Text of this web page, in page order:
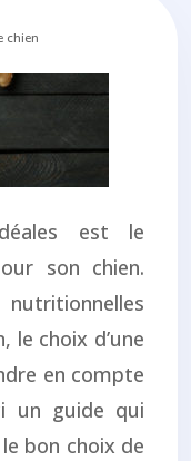
chien
est le
son chien.
le choix d’une
en compte
un guide qui
bon choix de